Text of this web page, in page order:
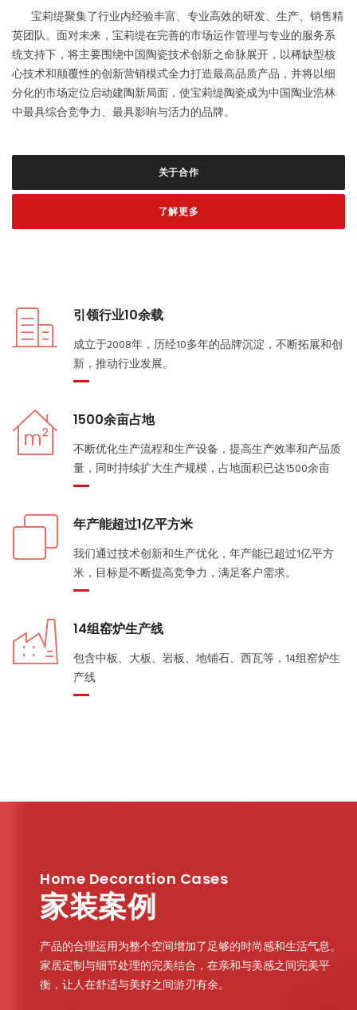
宝莉缇聚集了行业内经验丰富、专业高效的研发、生产、销售精
英团队。面对未来，宝莉缇在完善的市场运作管理与专业的服务系
统支持下，将主要围绕中国陶瓷技术创新之命脉展开，以稀缺型核
心技术和颠覆性的创新营销模式全力打造最高品质产品，并将以细
分化的市场定位启动建陶新局面，使宝莉缇陶瓷成为中国陶业浩林
中最具综合竞争力、最具影响与活力的品牌。
关于合作
了解更多
引领行业10余载
成立于2008年，历经10多年的品牌沉淀，不断拓展和创
新，推动行业发展。
1500余亩占地
不断优化生产流程和生产设备，提高生产效率和产品质
量，同时持续扩大生产规模，占地面积已达1500余亩
年产能超过1亿平方米
我们通过技术创新和生产优化，年产能已超过1亿平方
米，目标是不断提高竞争力，满足客户需求。
14组窑炉生产线
包含中板、大板、岩板、地铺石、西瓦等，14组窑炉生
产线
Home Decoration Cases
家装案例
产品的合理运用为整个空间增加了足够的时尚感和生活气息。
家居定制与细节处理的完美结合，在亲和与美感之间完美平
衡，让人在舒适与美好之间游刃有余。